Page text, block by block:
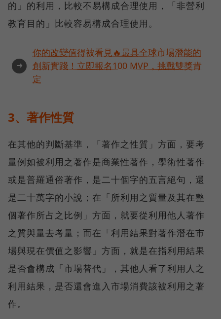
的」的利用，比較不易構成合理使用，「非營利
教育目的」比較容易構成合理使用。
➜
你的改變值得被看見🔥最具全球市場潛能的
創新實踐！立即報名100 MVP，挑戰雙獎肯
定
3、著作性質
在其他的判斷基準，「著作之性質」方面，要考
量例如被利用之著作是商業性著作，學術性著作
或是普羅通俗著作，是二十個字的五言絕句，還
是二十萬字的小說；在「所利用之質量及其在整
個著作所占之比例」方面，就要從利用他人著作
之質與量去考量；而在「利用結果對著作潛在市
場與現在價值之影響」方面，就是在指利用結果
是否會構成「市場替代」，其他人看了利用人之
利用結果，是否還會進入市場消費該被利用之著
作。